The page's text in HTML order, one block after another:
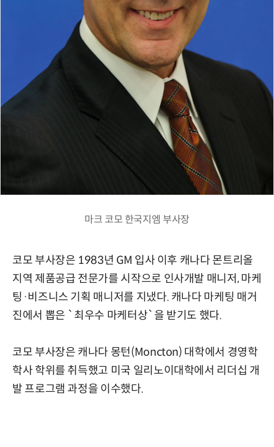
마크 코모 한국지엠 부사장
코모 부사장은 1983년 GM 입사 이후 캐나다 몬트리올
지역 제품공급 전문가를 시작으로 인사개발 매니저, 마케
팅·비즈니스 기획 매니저를 지냈다. 캐나다 마케팅 매거
진에서 뽑은 `최우수 마케터상`을 받기도 했다.
코모 부사장은 캐나다 몽턴(Moncton) 대학에서 경영학
학사 학위를 취득했고 미국 일리노이대학에서 리더십 개
발 프로그램 과정을 이수했다.